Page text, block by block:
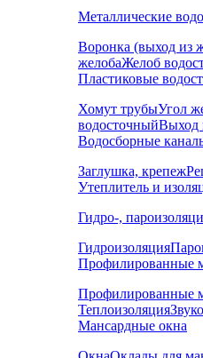
Металлические
Воронка (выход из
желобаЖелоб
Пластиковые
Хомут трубыУгол
водосточныйВыход
Водосборные
Заглушка, крепеж
Утеплитель и
Гидро-,
Гидроизоляция
Профилированные
Профилированные
Теплоизоляция
Мансардные окна